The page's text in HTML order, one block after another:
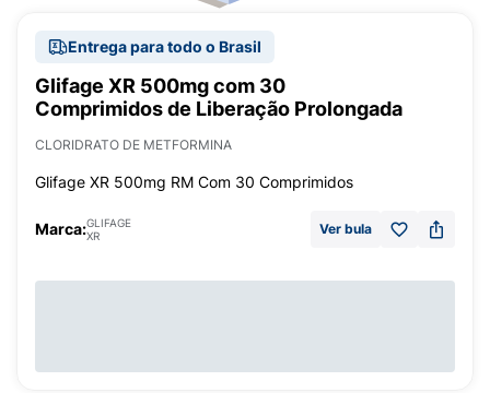
Entrega para todo o Brasil
Glifage XR 500mg com 30
Comprimidos de Liberação Prolongada
CLORIDRATO DE METFORMINA
Glifage XR 500mg RM Com 30 Comprimidos
Marca:GLIFAGE
XR
Ver bula